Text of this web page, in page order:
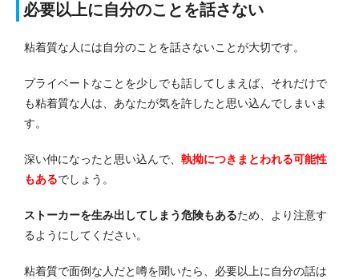
必要以上に自分のことを話さない
粘着質な人には自分のことを話さないことが大切です。
プライベートなことを少しでも話してしまえば、それだけで
も粘着質な人は、あなたが気を許したと思い込んでしまいま
す。
深い仲になったと思い込んで、 執拗につきまとわれる可能性
もあるでしょう。
ストーカーを生み出してしまう危険もあるため、より注意す
るようにしてください。
粘着質で面倒な人だと噂を聞いたら、必要以上に自分の話は